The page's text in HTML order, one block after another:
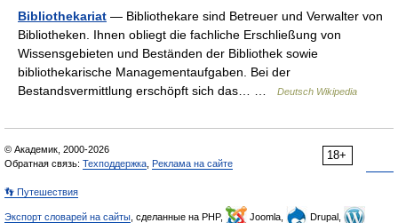
Bibliothekariat — Bibliothekare sind Betreuer und Verwalter von
Bibliotheken. Ihnen obliegt die fachliche Erschließung von
Wissensgebieten und Beständen der Bibliothek sowie
bibliothekarische Managementaufgaben. Bei der
Bestandsvermittlung erschöpft sich das… …
Deutsch Wikipedia
18+
© Академик, 2000-2026
Обратная связь: Техподдержка Реклама на сайте
👣 Путешествия
Экспорт словарей на сайты , сделанные на PHP, Joomla,
Drupal,